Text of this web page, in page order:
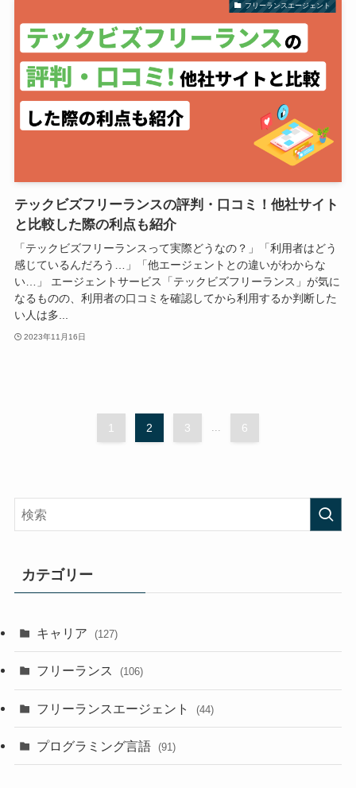
フリーランスエージェント
テックビズフリーランスの評判・口コミ！他社サイト
と比較した際の利点も紹介
「テックビズフリーランスって実際どうなの？」「利用者はどう
感じているんだろう…」「他エージェントとの違いがわからな
い…」 エージェントサービス「テックビズフリーランス」が気に
なるものの、利用者の口コミを確認してから利用するか判断した
い人は多...
2023年11月16日
1 2 3 6
カテゴリー
キャリア (127)
フリーランス (106)
フリーランスエージェント (44)
プログラミング言語 (91)